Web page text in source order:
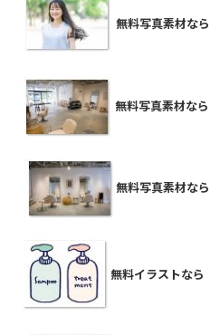
無料写真素材なら
無料写真素材なら
無料写真素材なら
無料イラストなら